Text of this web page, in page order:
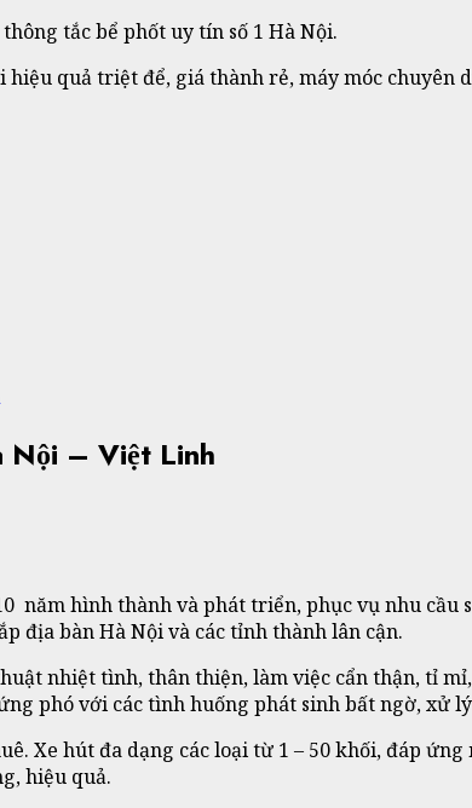
tắc bể phốt uy tín số 1 Hà Nội.
hiệu quả triệt để, giá thành rẻ, máy móc chuyên
Nội – Việt Linh
năm hình thành và phát triển, phục vụ nhu
địa bàn Hà Nội và các tỉnh thành lân cận.
nhiệt tình, thân thiện, làm việc cẩn thận, tỉ
phó với các tình huống phát sinh bất ngờ, xử
Xe hút đa dạng các loại từ 1 – 50 khối, đáp
hiệu quả.